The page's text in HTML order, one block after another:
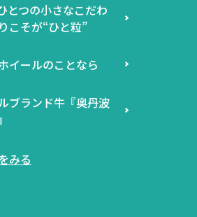
とつの小さなこだわ
こそが“ひと粒”
イールのことなら
ブランド牛『奥丹波
みる